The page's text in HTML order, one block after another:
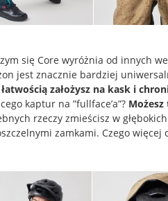
się Core wyróżnia od innych
jest znacznie bardziej
założysz na kask i
kaptur na ”fullface’a”? Możesz
rzeczy zmieścisz w
zamkami. Czego więcej